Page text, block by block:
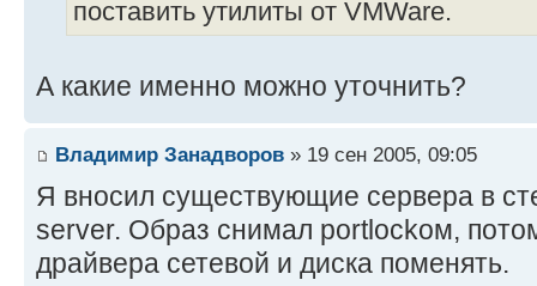
поставить утилиты от VMWare.
А какие именно можно уточнить?
Владимир Занадворов » 19 сен 2005, 09:05
Я вносил существующие сервера в
server. Образ снимал portlockом,
драйвера сетевой и диска поменять.